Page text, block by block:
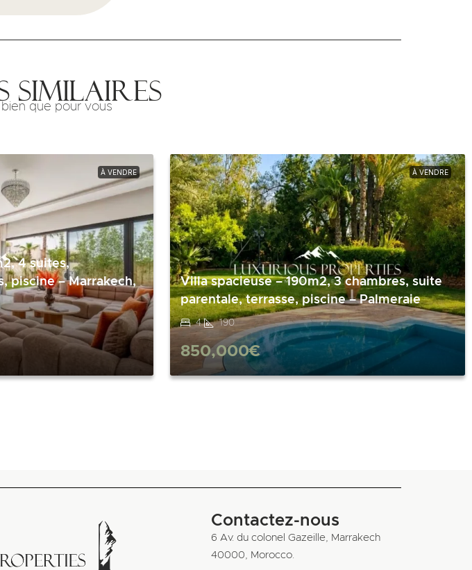
similaires
que pour vous
À VENDRE
4 suites,
piscine – Marrakech,
À VENDRE
Villa spacieuse – 190m2, 3 chambres, suite
parentale, terrasse, piscine – Palmeraie
4 190
850,000€
Contactez-nous
6 Av. du colonel Gazeille, Marrakech
40000, Morocco.